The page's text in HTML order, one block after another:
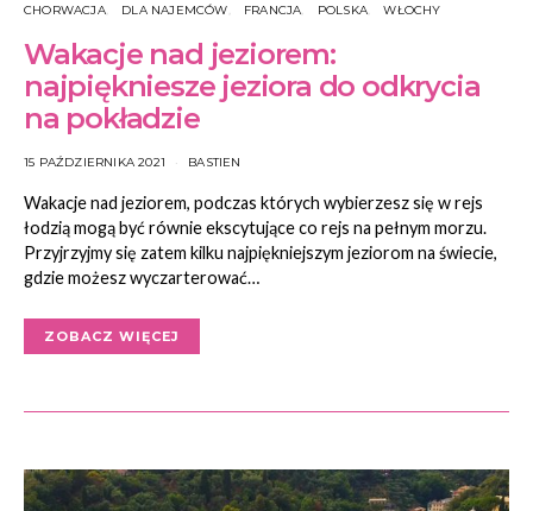
CHORWACJA DLA NAJEMCÓW FRANCJA POLSKA WŁOCHY
Wakacje nad jeziorem:
najpiękniesze jeziora do odkrycia
na pokładzie
15 PAŹDZIERNIKA 2021 BASTIEN
Wakacje nad jeziorem, podczas których wybierzesz się w rejs
łodzią mogą być równie ekscytujące co rejs na pełnym morzu.
Przyjrzyjmy się zatem kilku najpiękniejszym jeziorom na świecie,
gdzie możesz wyczarterować…
ZOBACZ WIĘCEJ